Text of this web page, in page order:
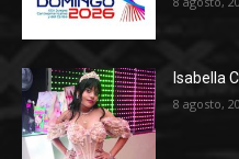
Isabella
8 agosto,